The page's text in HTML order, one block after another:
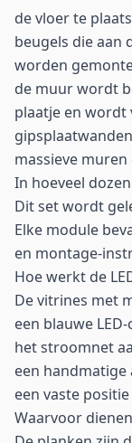
de vloer te
beugels die aan
worden
de muur wordt
plaatje en wordt
massieve
In hoeveel
Dit set wordt
Elke module
en montage-
Hoe werkt de
De vitrines met
een blauwe
het stroomnet
een handmatige
een vaste
Waarvoor